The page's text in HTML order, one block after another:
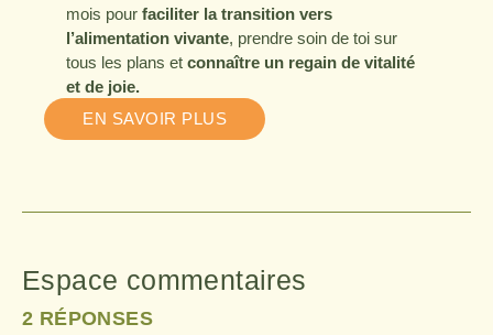
mois pour faciliter la transition vers
l’alimentation vivante, prendre soin de toi sur
tous les plans et connaître un regain de vitalité
et de joie.
EN SAVOIR PLUS
Espace commentaires
2 RÉPONSES